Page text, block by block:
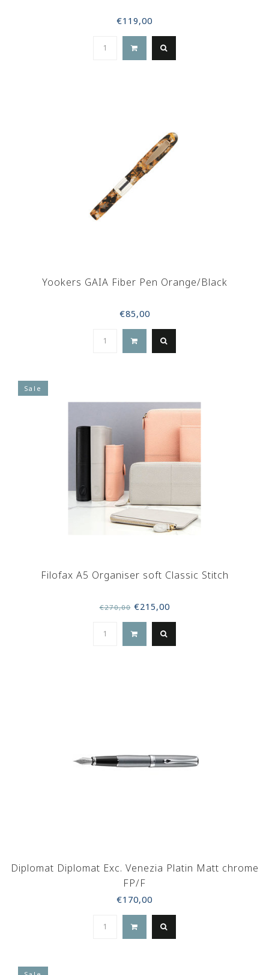
€119,00
Yookers GAIA Fiber Pen Orange/Black
€85,00
Sale
Filofax A5 Organiser soft Classic Stitch
€270,00€215,00
Diplomat Diplomat Exc. Venezia Platin Matt chrome
FP/F
€170,00